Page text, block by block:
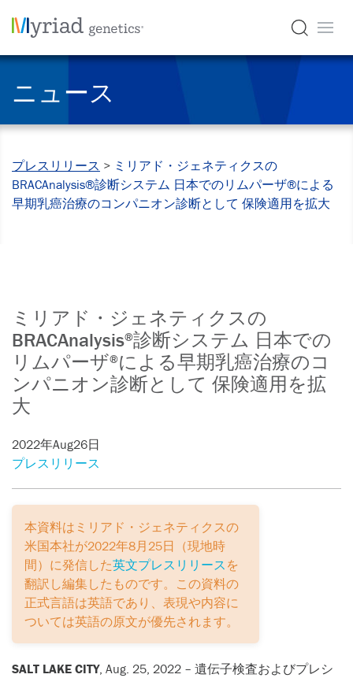
ニュース
プレスリリース > ミリアド・ジェネティクスの
BRACAnalysis®診断システム 日本でのリムパーザ®による
早期乳癌治療のコンパニオン診断として 保険適用を拡大
ミリアド・ジェネティクスの
BRACAnalysis®診断システム 日本での
リムパーザ®による早期乳癌治療のコ
ンパニオン診断として 保険適用を拡
大
2022年Aug26日
プレスリリース
本資料はミリアド・ジェネティクスの
米国本社が2022年8月25日（現地時
間）に発信した英文プレスリリース を
翻訳し編集したものです。この資料の
正式言語は英語であり、表現や内容に
ついては英語の原文が優先されます。
SALT LAKE CITY, Aug. 25, 2022 – 遺伝子検査およびプレシ